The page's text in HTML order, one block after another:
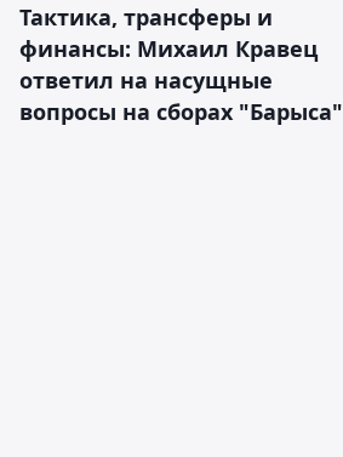
Тактика, трансферы и
финансы: Михаил Кравец
ответил на насущные
вопросы на сборах "Барыса"